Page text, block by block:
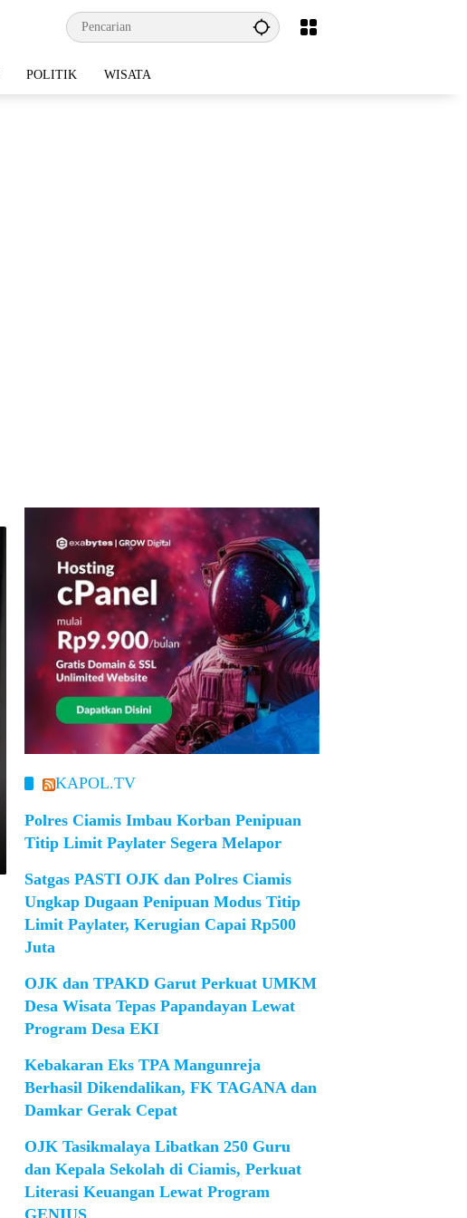
POLITIK WISATA
KAPOL.TV
Polres Ciamis Imbau Korban Penipuan
Titip Limit Paylater Segera Melapor
Satgas PASTI OJK dan Polres Ciamis
Ungkap Dugaan Penipuan Modus Titip
Limit Paylater, Kerugian Capai Rp500
Juta
OJK dan TPAKD Garut Perkuat UMKM
Desa Wisata Tepas Papandayan Lewat
Program Desa EKI
Kebakaran Eks TPA Mangunreja
Berhasil Dikendalikan, FK TAGANA dan
Damkar Gerak Cepat
OJK Tasikmalaya Libatkan 250 Guru
dan Kepala Sekolah di Ciamis, Perkuat
Literasi Keuangan Lewat Program
GENIUS